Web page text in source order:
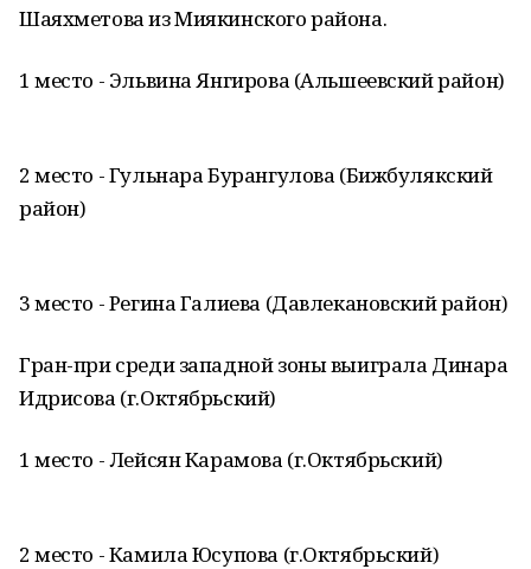
Шаяхметова из Миякинского района.
1 место - Эльвина Янгирова (Альшеевский район)
2 место - Гульнара Бурангулова (Бижбулякский
район)
3 место - Регина Галиева (Давлекановский район)
Гран-при среди западной зоны выиграла Динара
Идрисова (г.Октябрьский)
1 место - Лейсян Карамова (г.Октябрьский)
2 место - Камила Юсупова (г.Октябрьский)